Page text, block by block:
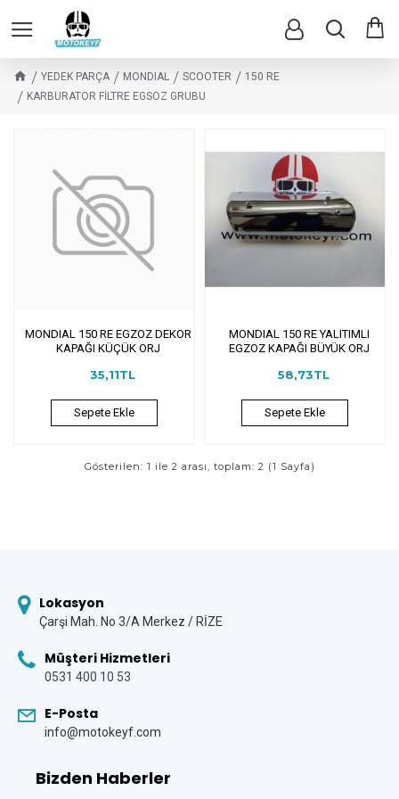
YEDEK PARÇA MONDIAL SCOOTER
150 RE
KARBURATOR FİLTRE EGSOZ GRUBU
MONDIAL 150 RE EGZOZ DEKOR
KAPAĞI KÜÇÜK ORJ
35,11TL
Sepete Ekle
MONDIAL 150 RE YALITIMLI
EGZOZ KAPAĞI BÜYÜK ORJ
58,73TL
Sepete Ekle
Gösterilen: 1 ile 2 arası, toplam: 2 (1 Sayfa)
Lokasyon
Çarşi Mah. No 3/A Merkez / RİZE
Müşteri Hizmetleri
0531 400 10 53
E-Posta
info@motokeyf.com
Bizden Haberler